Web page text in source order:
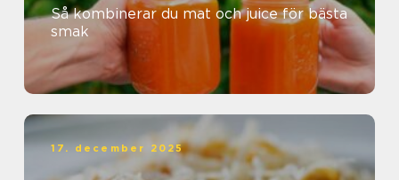
Så kombinerar du mat och juice för bästa
smak
17. december 2025